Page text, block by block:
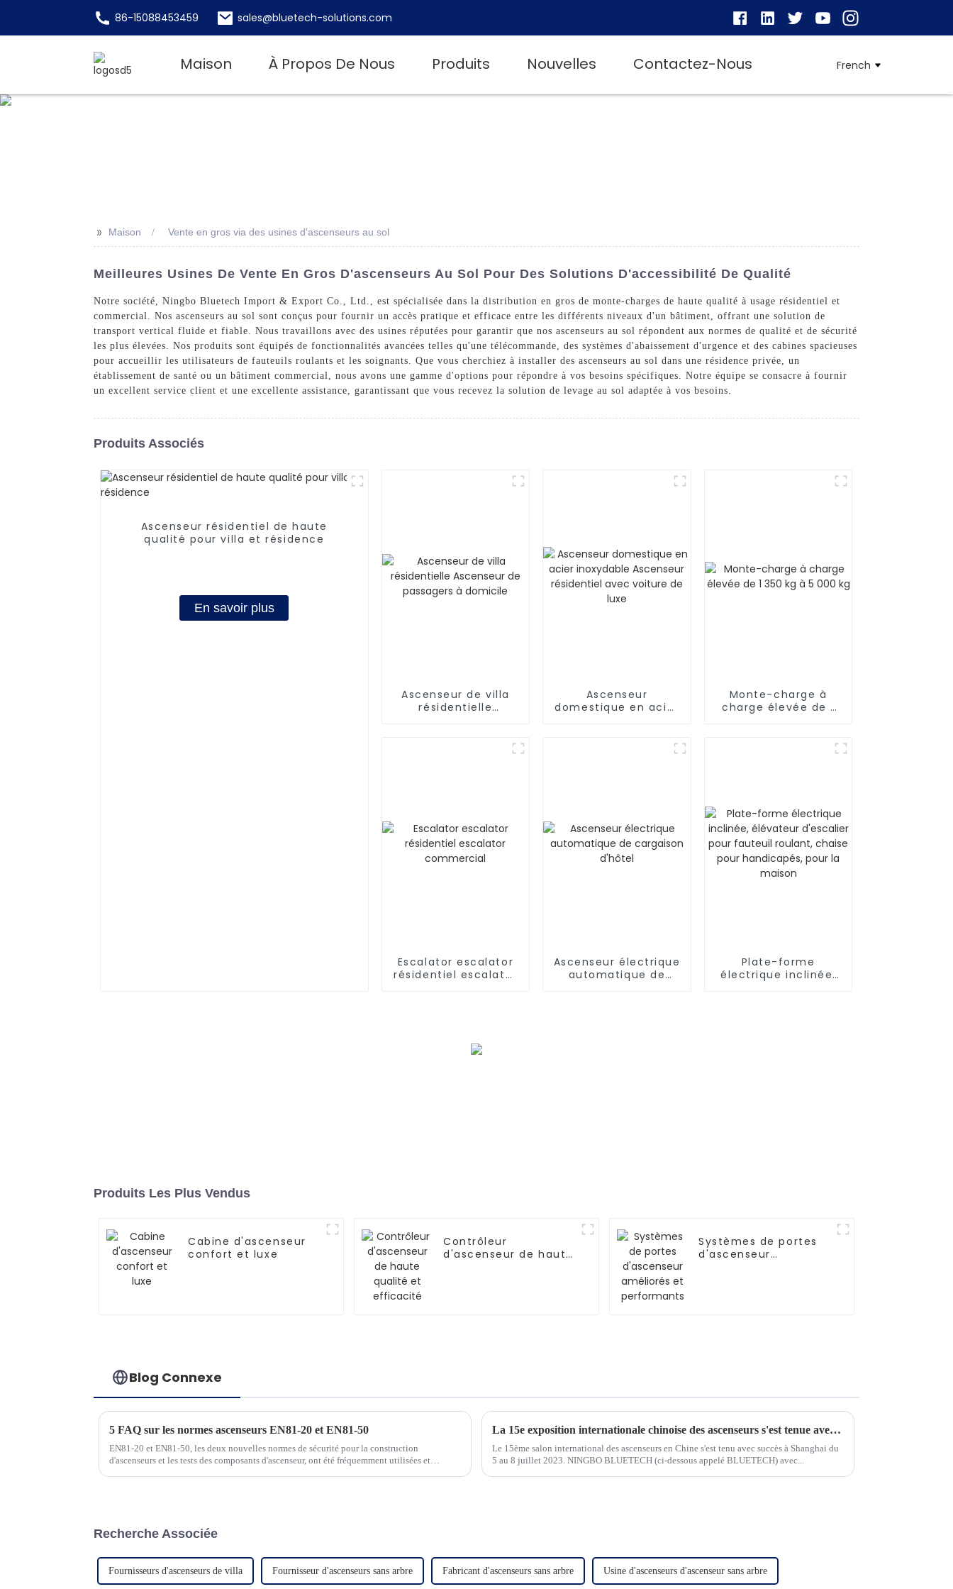
86-15088453459 sales@bluetech-solutions.com
Maison À Propos De Nous Produits Nouvelles Contactez-Nous French
>> Maison Vente en gros via des usines d'ascenseurs au sol
Meilleures Usines De Vente En Gros D'ascenseurs Au Sol Pour Des Solutions D'accessibilité De Qualité
Notre société, Ningbo Bluetech Import & Export Co., Ltd., est spécialisée dans la distribution en gros de monte-charges de haute qualité à usage résidentiel et
commercial. Nos ascenseurs au sol sont conçus pour fournir un accès pratique et efficace entre les différents niveaux d'un bâtiment, offrant une solution de
transport vertical fluide et fiable. Nous travaillons avec des usines réputées pour garantir que nos ascenseurs au sol répondent aux normes de qualité et de sécurité
les plus élevées. Nos produits sont équipés de fonctionnalités avancées telles qu'une télécommande, des systèmes d'abaissement d'urgence et des cabines spacieuses
pour accueillir les utilisateurs de fauteuils roulants et les soignants. Que vous cherchiez à installer des ascenseurs au sol dans une résidence privée, un
établissement de santé ou un bâtiment commercial, nous avons une gamme d'options pour répondre à vos besoins spécifiques. Notre équipe se consacre à fournir
un excellent service client et une excellente assistance, garantissant que vous recevez la solution de levage au sol adaptée à vos besoins.
Produits Associés
Ascenseur résidentiel de haute
qualité pour villa et résidence
En savoir plus
Ascenseur de villa
résidentielle
Ascenseur
domestique en acier
Monte-charge à
charge élevée de 1
Escalator escalator
résidentiel escalator
Ascenseur électrique
automatique de
Plate-forme
électrique inclinée,
Produits Les Plus Vendus
Cabine d'ascenseur
confort et luxe
Contrôleur
d'ascenseur de haute
Systèmes de portes
d'ascenseur
Blog Connexe
5 FAQ sur les normes ascenseurs EN81-20 et EN81-50
EN81-20 et EN81-50, les deux nouvelles normes de sécurité pour la construction
d'ascenseurs et les tests des composants d'ascenseur, ont été fréquemment utilisées et
La 15e exposition internationale chinoise des ascenseurs s'est tenue avec succès à Shanghai du 5 au 8 juillet 2023.
Le 15ème salon international des ascenseurs en Chine s'est tenu avec succès à Shanghai du
5 au 8 juillet 2023. NINGBO BLUETECH (ci-dessous appelé BLUETECH) avec...
Recherche Associée
Fournisseurs d'ascenseurs de villa Fournisseur d'ascenseurs sans arbre Fabricant d'ascenseurs sans arbre Usine d'ascenseurs d'ascenseur sans arbre